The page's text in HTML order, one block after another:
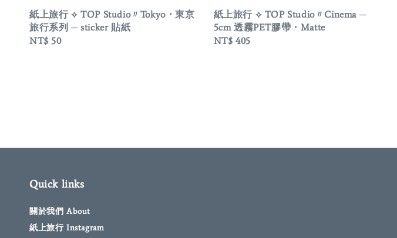
紙上旅行 ⟡ TOP Studio〃Tokyo・東京
旅行系列 ─ sticker 貼紙
Regular
NT$ 50
紙上旅行 ⟡ TOP Studio〃Cinema ─
5cm 透霧PET膠帶・Matte
Regular
NT$ 405
Quick links
關於我們 About
紙上旅行 Instagram